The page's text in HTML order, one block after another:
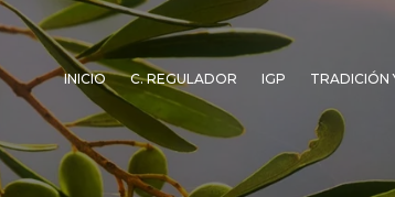
INICIO C. REGULADOR IGP TRADICIÓN